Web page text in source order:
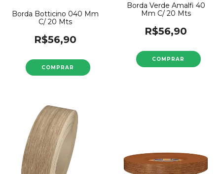
Borda Botticino 040 Mm
C/ 20 Mts
R$56,90
Borda Verde Amalfi 40
Mm C/ 20 Mts
R$56,90